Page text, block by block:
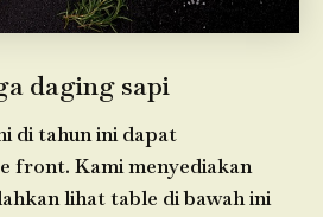
daging sapi
di tahun ini dapat
front. Kami menyediakan
lihat table di bawah ini